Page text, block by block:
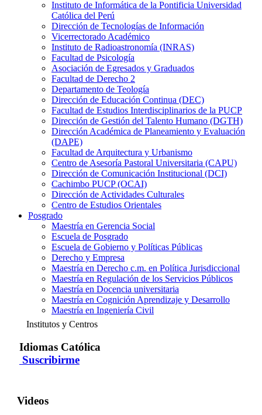
Instituto de Informática de la Pontificia Universidad
Católica del Perú
Dirección de Tecnologías de Información
Vicerrectorado Académico
Instituto de Radioastronomía (INRAS)
Facultad de Psicología
Asociación de Egresados y Graduados
Facultad de Derecho 2
Departamento de Teología
Dirección de Educación Continua (DEC)
Facultad de Estudios Interdisciplinarios de la PUCP
Dirección de Gestión del Talento Humano (DGTH)
Dirección Académica de Planeamiento y Evaluación
(DAPE)
Facultad de Arquitectura y Urbanismo
Centro de Asesoría Pastoral Universitaria (CAPU)
Dirección de Comunicación Institucional (DCI)
Cachimbo PUCP (OCAI)
Dirección de Actividades Culturales
Centro de Estudios Orientales
Posgrado
Maestría en Gerencia Social
Escuela de Posgrado
Escuela de Gobierno y Políticas Públicas
Derecho y Empresa
Maestría en Derecho c.m. en Política Jurisdiccional
Maestría en Regulación de los Servicios Públicos
Maestría en Docencia universitaria
Maestría en Cognición Aprendizaje y Desarrollo
Maestría en Ingeniería Civil
Institutos y Centros
Idiomas Católica
Suscribirme
Videos